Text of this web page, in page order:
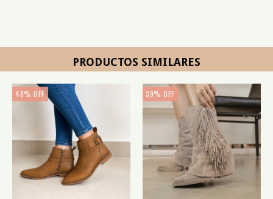
PRODUCTOS SIMILARES
48% OFF 39% OFF